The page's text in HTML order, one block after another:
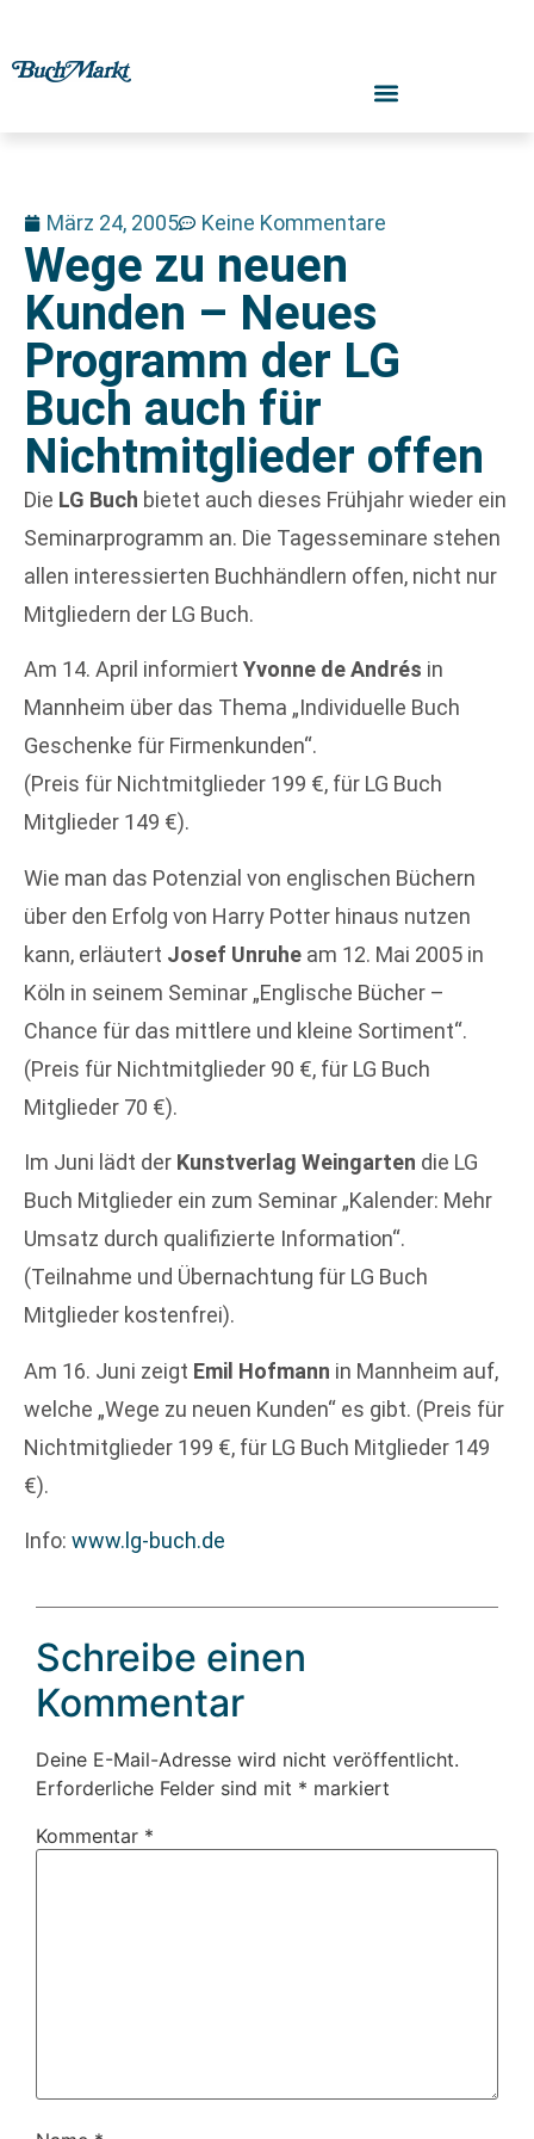
März 24, 2005 Keine Kommentare
Wege zu neuen
Kunden – Neues
Programm der LG
Buch auch für
Nichtmitglieder offen
Die LG Buch bietet auch dieses Frühjahr wieder ein
Seminarprogramm an. Die Tagesseminare stehen
allen interessierten Buchhändlern offen, nicht nur
Mitgliedern der LG Buch.
Am 14. April informiert Yvonne de Andrés in
Mannheim über das Thema „Individuelle Buch
Geschenke für Firmenkunden“.
(Preis für Nichtmitglieder 199 €, für LG Buch
Mitglieder 149 €).
Wie man das Potenzial von englischen Büchern
über den Erfolg von Harry Potter hinaus nutzen
kann, erläutert Josef Unruhe am 12. Mai 2005 in
Köln in seinem Seminar „Englische Bücher –
Chance für das mittlere und kleine Sortiment“.
(Preis für Nichtmitglieder 90 €, für LG Buch
Mitglieder 70 €).
Im Juni lädt der Kunstverlag Weingarten die LG
Buch Mitglieder ein zum Seminar „Kalender: Mehr
Umsatz durch qualifizierte Information“.
(Teilnahme und Übernachtung für LG Buch
Mitglieder kostenfrei).
Am 16. Juni zeigt Emil Hofmann in Mannheim auf,
welche „Wege zu neuen Kunden“ es gibt. (Preis für
Nichtmitglieder 199 €, für LG Buch Mitglieder 149
€).
Info: www.lg-buch.de
Schreibe einen
Kommentar
Deine E-Mail-Adresse wird nicht veröffentlicht.
Erforderliche Felder sind mit * markiert
Kommentar *